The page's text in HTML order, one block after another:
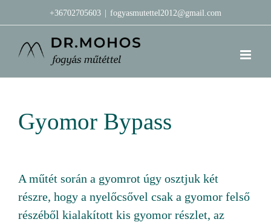
+36702705603 fogyasmutettel2012@gmail.com
Gyomor Bypass
A műtét során a gyomrot úgy osztjuk két
részre, hogy a nyelőcsővel csak a gyomor felső
részéből kialakított kis gyomor részlet, az